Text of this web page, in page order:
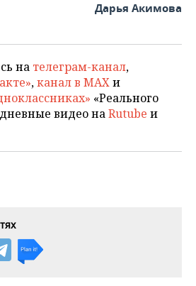
Дарья Акимова
на телеграм-канал,
,канал в MAXи
«Реального
видео наRutube и